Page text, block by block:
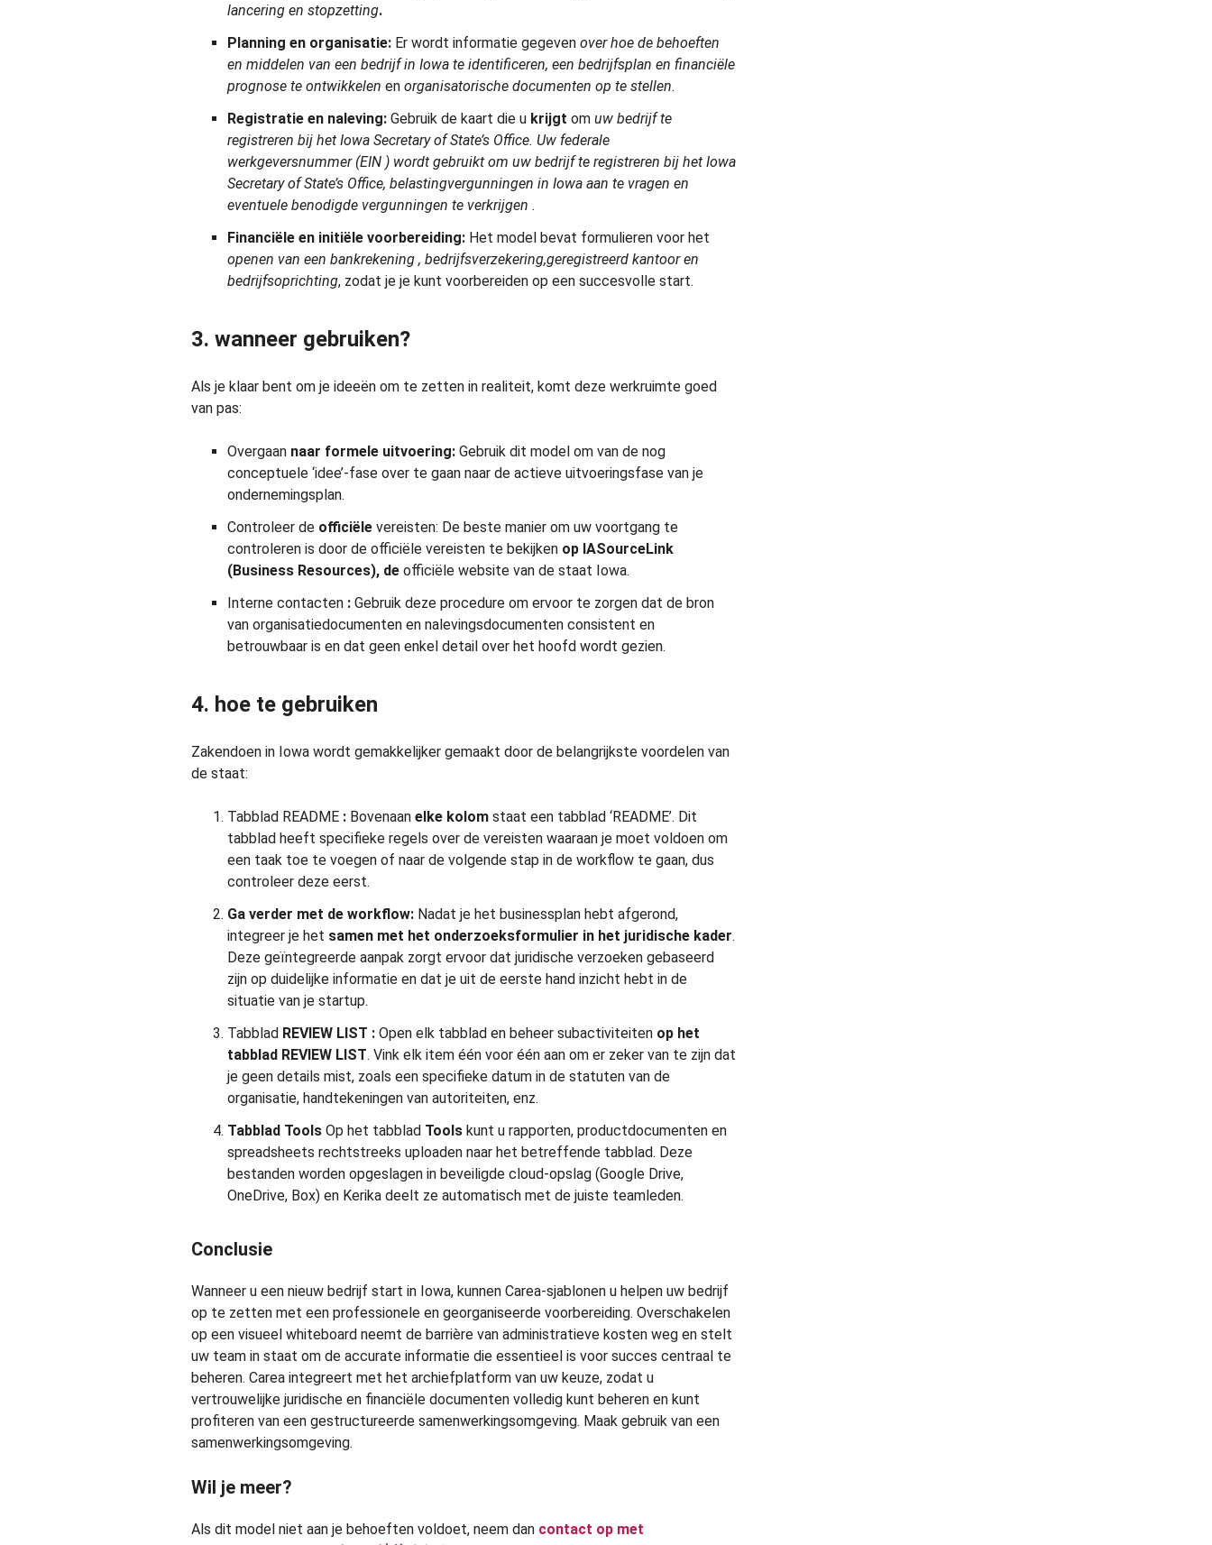
lancering en stopzetting.
Planning en organisatie: Er wordt informatie gegeven over hoe de behoeften
en middelen van een bedrijf in Iowa te identificeren, een bedrijfsplan en financiële
prognose te ontwikkelen en organisatorische documenten op te stellen.
Registratie en naleving: Gebruik de kaart die u krijgt om uw bedrijf te
registreren bij het Iowa Secretary of State’s Office. Uw federale
werkgeversnummer (EIN ) wordt gebruikt om uw bedrijf te registreren bij het Iowa
Secretary of State’s Office, belastingvergunningen in Iowa aan te vragen en
eventuele benodigde vergunningen te verkrijgen .
Financiële en initiële voorbereiding: Het model bevat formulieren voor het
openen van een bankrekening , bedrijfsverzekering,geregistreerd kantoor en
bedrijfsoprichting, zodat je je kunt voorbereiden op een succesvolle start.
3. wanneer gebruiken?
Als je klaar bent om je ideeën om te zetten in realiteit, komt deze werkruimte goed
van pas:
Overgaan naar formele uitvoering: Gebruik dit model om van de nog
conceptuele ‘idee’-fase over te gaan naar de actieve uitvoeringsfase van je
ondernemingsplan.
Controleer de officiële vereisten: De beste manier om uw voortgang te
controleren is door de officiële vereisten te bekijken op IASourceLink
(Business Resources), de officiële website van de staat Iowa.
Interne contacten : Gebruik deze procedure om ervoor te zorgen dat de bron
van organisatiedocumenten en nalevingsdocumenten consistent en
betrouwbaar is en dat geen enkel detail over het hoofd wordt gezien.
4. hoe te gebruiken
Zakendoen in Iowa wordt gemakkelijker gemaakt door de belangrijkste voordelen van
de staat:
Tabblad README : Bovenaan elke kolom staat een tabblad ‘README’. Dit
tabblad heeft specifieke regels over de vereisten waaraan je moet voldoen om
een taak toe te voegen of naar de volgende stap in de workflow te gaan, dus
controleer deze eerst.
Ga verder met de workflow: Nadat je het businessplan hebt afgerond,
integreer je het samen met het onderzoeksformulier in het juridische kader.
Deze geïntegreerde aanpak zorgt ervoor dat juridische verzoeken gebaseerd
zijn op duidelijke informatie en dat je uit de eerste hand inzicht hebt in de
situatie van je startup.
Tabblad REVIEW LIST : Open elk tabblad en beheer subactiviteiten op het
tabblad REVIEW LIST. Vink elk item één voor één aan om er zeker van te zijn dat
je geen details mist, zoals een specifieke datum in de statuten van de
organisatie, handtekeningen van autoriteiten, enz.
Tabblad Tools Op het tabblad Tools kunt u rapporten, productdocumenten en
spreadsheets rechtstreeks uploaden naar het betreffende tabblad. Deze
bestanden worden opgeslagen in beveiligde cloud-opslag (Google Drive,
OneDrive, Box) en Kerika deelt ze automatisch met de juiste teamleden.
Conclusie
Wanneer u een nieuw bedrijf start in Iowa, kunnen Carea-sjablonen u helpen uw bedrijf
op te zetten met een professionele en georganiseerde voorbereiding. Overschakelen
op een visueel whiteboard neemt de barrière van administratieve kosten weg en stelt
uw team in staat om de accurate informatie die essentieel is voor succes centraal te
beheren. Carea integreert met het archiefplatform van uw keuze, zodat u
vertrouwelijke juridische en financiële documenten volledig kunt beheren en kunt
profiteren van een gestructureerde samenwerkingsomgeving. Maak gebruik van een
samenwerkingsomgeving.
Wil je meer?
Als dit model niet aan je behoeften voldoet, neem dan contact op met